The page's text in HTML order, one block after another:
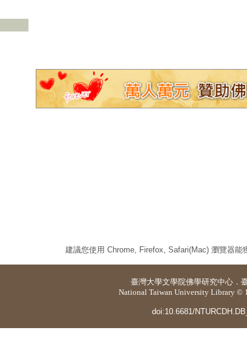
建議您使用 Chrome, Firefox, Safari(Mac) 瀏覽器能
臺灣大學文學院佛學研究中心 ．
National Taiwan University Library ©
doi:10.6681/